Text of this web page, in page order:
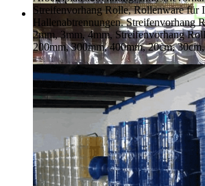
Streifenvorhang Rolle, Rollenware für
Hallenabtrennungen. Streifenvorhang
2mm, 3mm, 4mm, Streifenvorhang
200mm, 300mm, 400mm, 20cm,